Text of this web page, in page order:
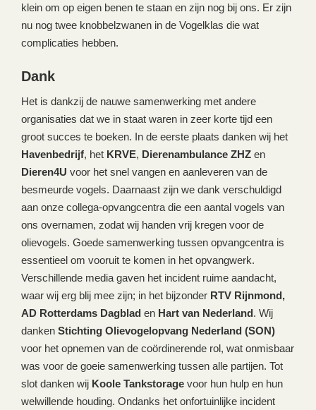
klein om op eigen benen te staan en zijn nog bij ons. Er zijn
nu nog twee knobbelzwanen in de Vogelklas die wat
complicaties hebben.
Dank
Het is dankzij de nauwe samenwerking met andere
organisaties dat we in staat waren in zeer korte tijd een
groot succes te boeken. In de eerste plaats danken wij het
Havenbedrijf, het KRVE, Dierenambulance ZHZ en
Dieren4U voor het snel vangen en aanleveren van de
besmeurde vogels. Daarnaast zijn we dank verschuldigd
aan onze collega-opvangcentra die een aantal vogels van
ons overnamen, zodat wij handen vrij kregen voor de
olievogels. Goede samenwerking tussen opvangcentra is
essentieel om vooruit te komen in het opvangwerk.
Verschillende media gaven het incident ruime aandacht,
waar wij erg blij mee zijn; in het bijzonder RTV Rijnmond,
AD Rotterdams Dagblad en Hart van Nederland. Wij
danken Stichting Olievogelopvang Nederland (SON)
voor het opnemen van de coördinerende rol, wat onmisbaar
was voor de goeie samenwerking tussen alle partijen. Tot
slot danken wij Koole Tankstorage voor hun hulp en hun
welwillende houding. Ondanks het onfortuinlijke incident